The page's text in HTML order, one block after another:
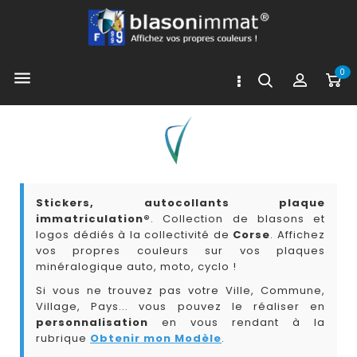
 0
Stickers, autocollants plaque
immatriculation®. Collection de blasons et
logos dédiés à la collectivité de Corse. Affichez
vos propres couleurs sur vos plaques
minéralogique auto, moto, cyclo !
Si vous ne trouvez pas votre Ville, Commune,
Village, Pays... vous pouvez le réaliser en
personnalisation en vous rendant à la
rubrique Obtenir mon Modèle.